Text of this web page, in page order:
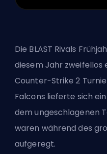
Die BLAST Rivals
diesem Jahr
Counter-Strike 2
Falcons lieferte sich
dem ungeschlagenen
waren während des
aufgeregt.